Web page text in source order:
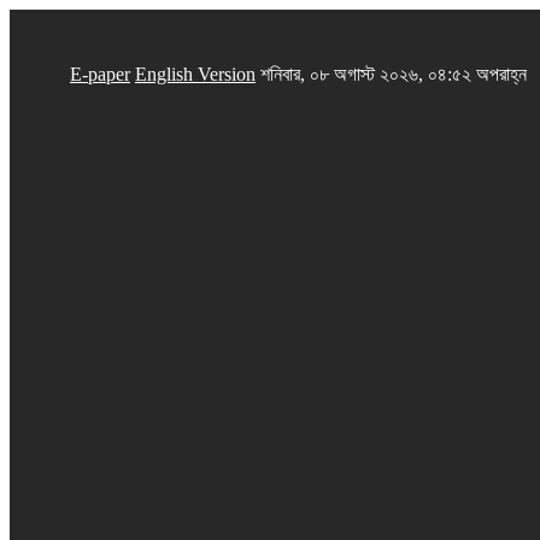
E-paper English Version শনিবার, ০৮ অগাস্ট ২০২৬, ০৪:৫২ অপরাহ্ন